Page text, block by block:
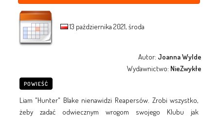
13 października 2021, środa
Autor: Joanna Wylde
Wydawnictwo: NieZwykłe
POWIEŚĆ
Liam "Hunter" Blake nienawidzi Reapersów. Zrobi wszystko,
żeby zadać odwiecznym wrogom swojego Klubu jak